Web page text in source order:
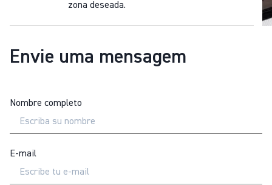
zona deseada.
Envie uma mensagem
Nombre completo
E-mail